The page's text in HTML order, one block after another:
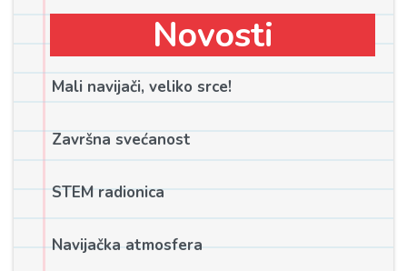
Novosti
Mali navijači, veliko srce!
Završna svećanost
STEM radionica
Navijačka atmosfera